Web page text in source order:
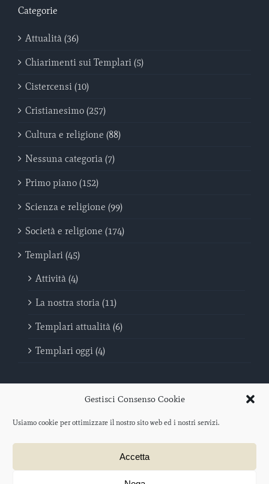
Gestisci Consenso Cookie
Usiamo cookie per ottimizzare il nostro sito web ed i nostri servizi.
Accetta
Categorie
Attualità (36)
Chiarimenti sui Templari (5)
Cistercensi (10)
Cristianesimo (257)
Cultura e religione (88)
Nessuna categoria (7)
Primo piano (152)
Scienza e religione (99)
Società e religione (174)
Templari (45)
Attività (4)
La nostra storia (11)
Templari attualità (6)
Templari oggi (4)
Tempio di Salomone | C.F. 96046440069